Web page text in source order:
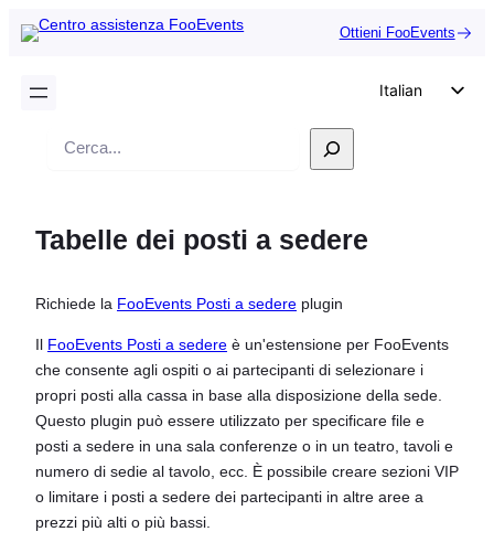
Ottieni FooEvents
Italian
Polish
Czech
Greek
Ricerca
Tabelle dei posti a sedere
Richiede la FooEvents Posti a sedere plugin
Il FooEvents Posti a sedere è un'estensione per FooEvents
che consente agli ospiti o ai partecipanti di selezionare i
propri posti alla cassa in base alla disposizione della sede.
Questo plugin può essere utilizzato per specificare file e
posti a sedere in una sala conferenze o in un teatro, tavoli e
numero di sedie al tavolo, ecc. È possibile creare sezioni VIP
o limitare i posti a sedere dei partecipanti in altre aree a
prezzi più alti o più bassi.